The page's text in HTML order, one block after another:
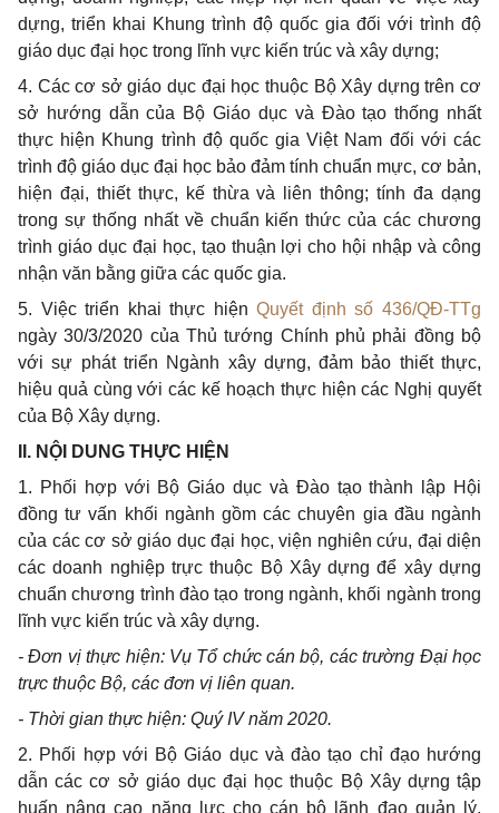
dựng, triển khai Khung trình độ quốc gia đối với trình độ
giáo dục đại học trong lĩnh vực kiến trúc và xây dựng;
4. Các cơ sở giáo dục đại học thuộc Bộ Xây dựng trên cơ
sở hướng dẫn của Bộ Giáo dục và Đào tạo thống nhất
thực hiện Khung trình độ quốc gia Việt Nam đối với các
trình độ giáo dục đại học bảo đảm tính chuẩn mực, cơ bản,
hiện đại, thiết thực, kế thừa và liên thông; tính đa dạng
trong sự thống nhất về chuẩn kiến thức của các chương
trình giáo dục đại học, tạo thuận lợi cho hội nhập và công
nhận văn bằng giữa các quốc gia.
5. Việc triển khai thực hiệnQuyết định số 436/QĐ-TTg
ngày 30/3/2020 của Thủ tướng Chính phủ phải đồng bộ
với sự phát triển Ngành xây dựng, đảm bảo thiết thực,
hiệu quả cùng với các kế hoạch thực hiện các Nghị quyết
của Bộ Xây dựng.
II. NỘI DUNG THỰC HIỆN
1. Phối hợp với Bộ Giáo dục và Đào tạo thành lập Hội
đồng tư vấn khối ngành gồm các chuyên gia đầu ngành
của các cơ sở giáo dục đại học, viện nghiên cứu, đại diện
các doanh nghiệp trực thuộc Bộ Xây dựng để xây dựng
chuẩn chương trình đào tạo trong ngành, khối ngành trong
lĩnh vực kiến trúc và xây dựng.
- Đơn vị thực hiện: Vụ Tổ chức cán bộ, các trường Đại học
trực thuộc Bộ, các đơn vị liên quan.
- Thời gian thực hiện: Quý IV năm 2020.
2. Phối hợp với Bộ Giáo dục và đào tạo chỉ đạo hướng
dẫn các cơ sở giáo dục đại học thuộc Bộ Xây dựng tập
huấn nâng cao năng lực cho cán bộ lãnh đạo quản lý,